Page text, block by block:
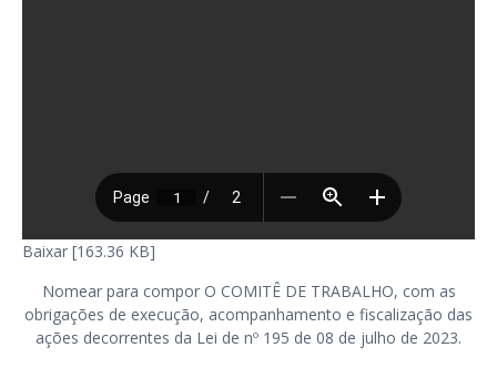
Baixar [163.36 KB]
Nomear para compor O COMITÊ DE TRABALHO, com as
obrigações de execução, acompanhamento e fiscalização das
ações decorrentes da Lei de nº 195 de 08 de julho de 2023.